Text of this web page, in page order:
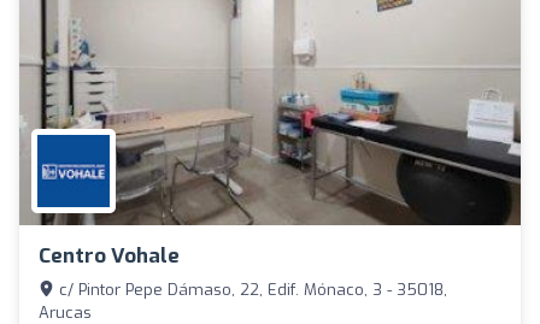
Centro Vohale
c/ Pintor Pepe Dámaso, 22, Edif. Mónaco, 3 - 35018,
Arucas